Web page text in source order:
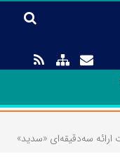
سه‌دقیقه‌ای «سدید»